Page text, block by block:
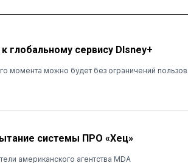
глобальному сервису DIsney+
момента можно будет без ограничений
системы ПРО «Хец»
американского агентства MDA